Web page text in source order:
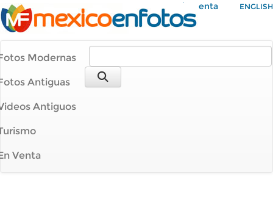
Mi Cuenta ENGLISH
Modernas
Antiguas
Antiguos
Venta